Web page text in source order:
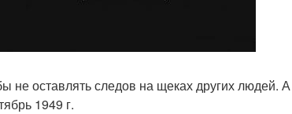
не оставлять следов на щеках других людей.
1949 г.